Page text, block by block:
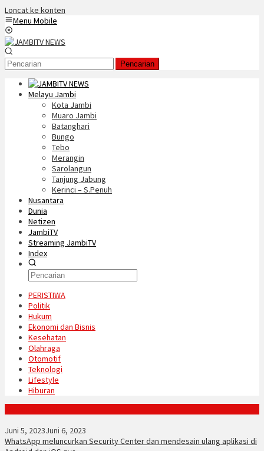
Loncat ke konten
Menu Mobile
Pencarian
Melayu Jambi
Kota Jambi
Muaro Jambi
Batanghari
Bungo
Tebo
Merangin
Sarolangun
Tanjung Jabung
Kerinci – S.Penuh
Nusantara
Dunia
Netizen
JambiTV
Streaming JambiTV
Index
PERISTIWA
Politik
Hukum
Ekonomi dan Bisnis
Kesehatan
Olahraga
Otomotif
Teknologi
Lifestyle
Hiburan
Juni 5, 2023Juni 6, 2023
WhatsApp meluncurkan Security Center dan mendesain ulang aplikasi di